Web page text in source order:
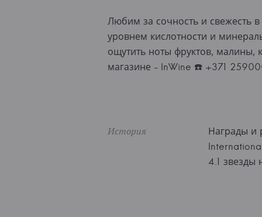
Любим за сочность и свежесть
уровнем кислотности и
ощутить ноты фруктов,
магазине - InWine ☎️ +371
История
Награды и
4.1 звезды